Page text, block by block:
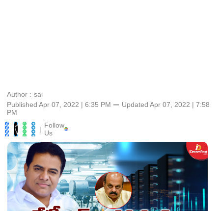
Author : sai
Published Apr 07, 2022 | 6:35 PM ⚊ Updated Apr 07, 2022 | 7:58
PM
| Follow
Us